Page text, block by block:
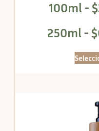
100ml - $
250ml - $